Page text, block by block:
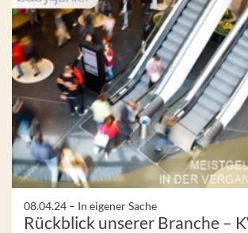
08.04.24 – In eigener Sache
Rückblick unserer Branche –